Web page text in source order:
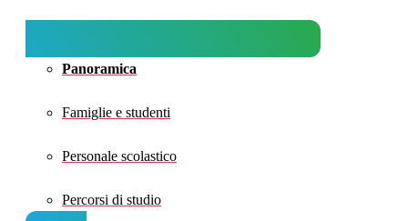
Panoramica
Famiglie e studenti
Personale scolastico
Percorsi di studio